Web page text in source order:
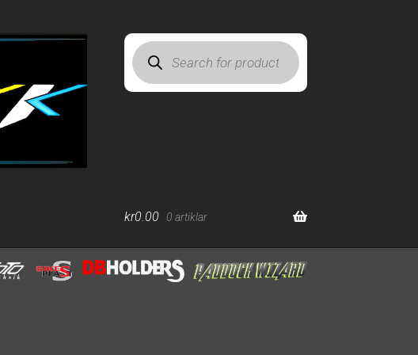
Products
search
kr0.00 0 artiklar